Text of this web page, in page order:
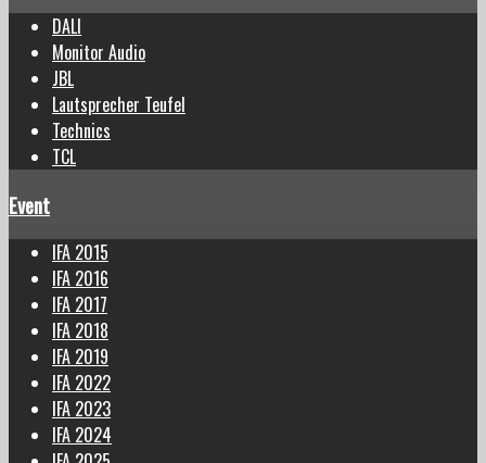
DALI
Monitor Audio
JBL
Lautsprecher Teufel
Technics
TCL
Event
IFA 2015
IFA 2016
IFA 2017
IFA 2018
IFA 2019
IFA 2022
IFA 2023
IFA 2024